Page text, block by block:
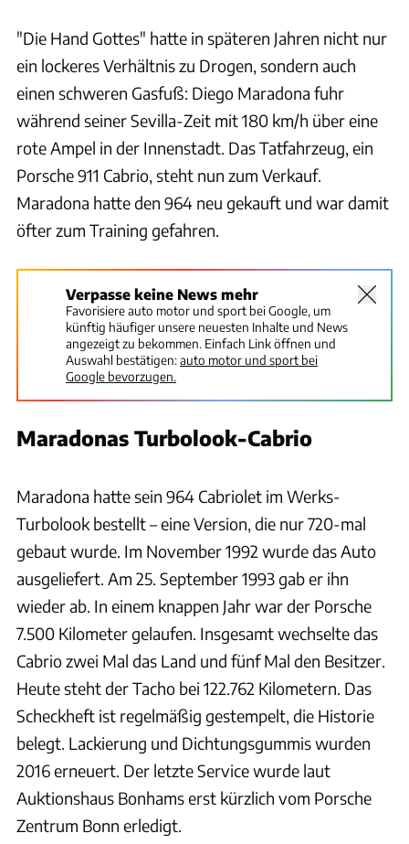
"Die Hand Gottes" hatte in späteren Jahren nicht nur
ein lockeres Verhältnis zu Drogen, sondern auch
einen schweren Gasfuß: Diego Maradona fuhr
während seiner Sevilla-Zeit mit 180 km/h über eine
rote Ampel in der Innenstadt. Das Tatfahrzeug, ein
Porsche 911 Cabrio, steht nun zum Verkauf.
Maradona hatte den 964 neu gekauft und war damit
öfter zum Training gefahren.
Verpasse keine News mehr
Favorisiere auto motor und sport bei Google, um
künftig häufiger unsere neuesten Inhalte und News
angezeigt zu bekommen. Einfach Link öffnen und
Auswahl bestätigen:auto motor und sport bei
Google bevorzugen.
Maradonas Turbolook-Cabrio
Maradona hatte sein 964 Cabriolet im Werks-
Turbolook bestellt – eine Version, die nur 720-mal
gebaut wurde. Im November 1992 wurde das Auto
ausgeliefert. Am 25. September 1993 gab er ihn
wieder ab. In einem knappen Jahr war der Porsche
7.500 Kilometer gelaufen. Insgesamt wechselte das
Cabrio zwei Mal das Land und fünf Mal den Besitzer.
Heute steht der Tacho bei 122.762 Kilometern. Das
Scheckheft ist regelmäßig gestempelt, die Historie
belegt. Lackierung und Dichtungsgummis wurden
2016 erneuert. Der letzte Service wurde laut
Auktionshaus Bonhams erst kürzlich vom Porsche
Zentrum Bonn erledigt.